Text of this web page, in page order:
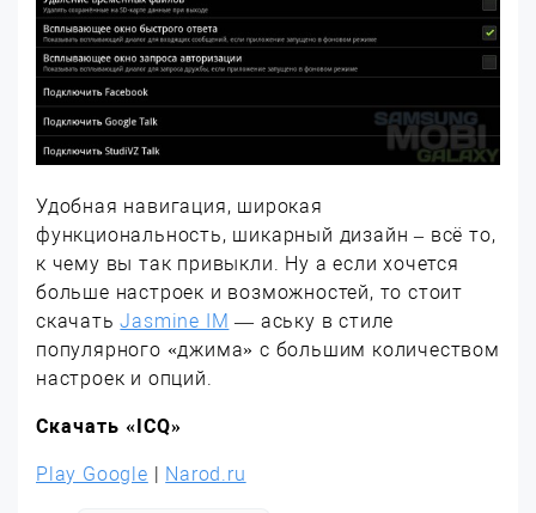
Удобная навигация, широкая
функциональность, шикарный дизайн – всё то,
к чему вы так привыкли. Ну а если хочется
больше настроек и возможностей, то стоит
скачатьJasmine IM — аську в стиле
популярного «джима» с большим количеством
настроек и опций.
Скачать «ICQ»
Play Google | Narod.ru